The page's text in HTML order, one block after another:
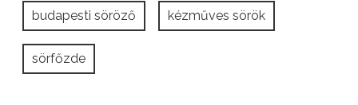
budapesti söröző kézműves sörök
sörfőzde